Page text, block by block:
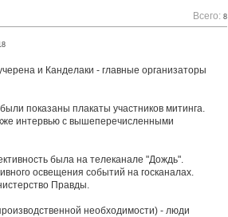
Всего: 8
и Канделаки - главные организаторы
показаны плакаты участников митинга.
интервью с вышеперечисленными
была на телеканале "Дождь".
освещения событий на госканалах.
Правды.
необходимости) - люди